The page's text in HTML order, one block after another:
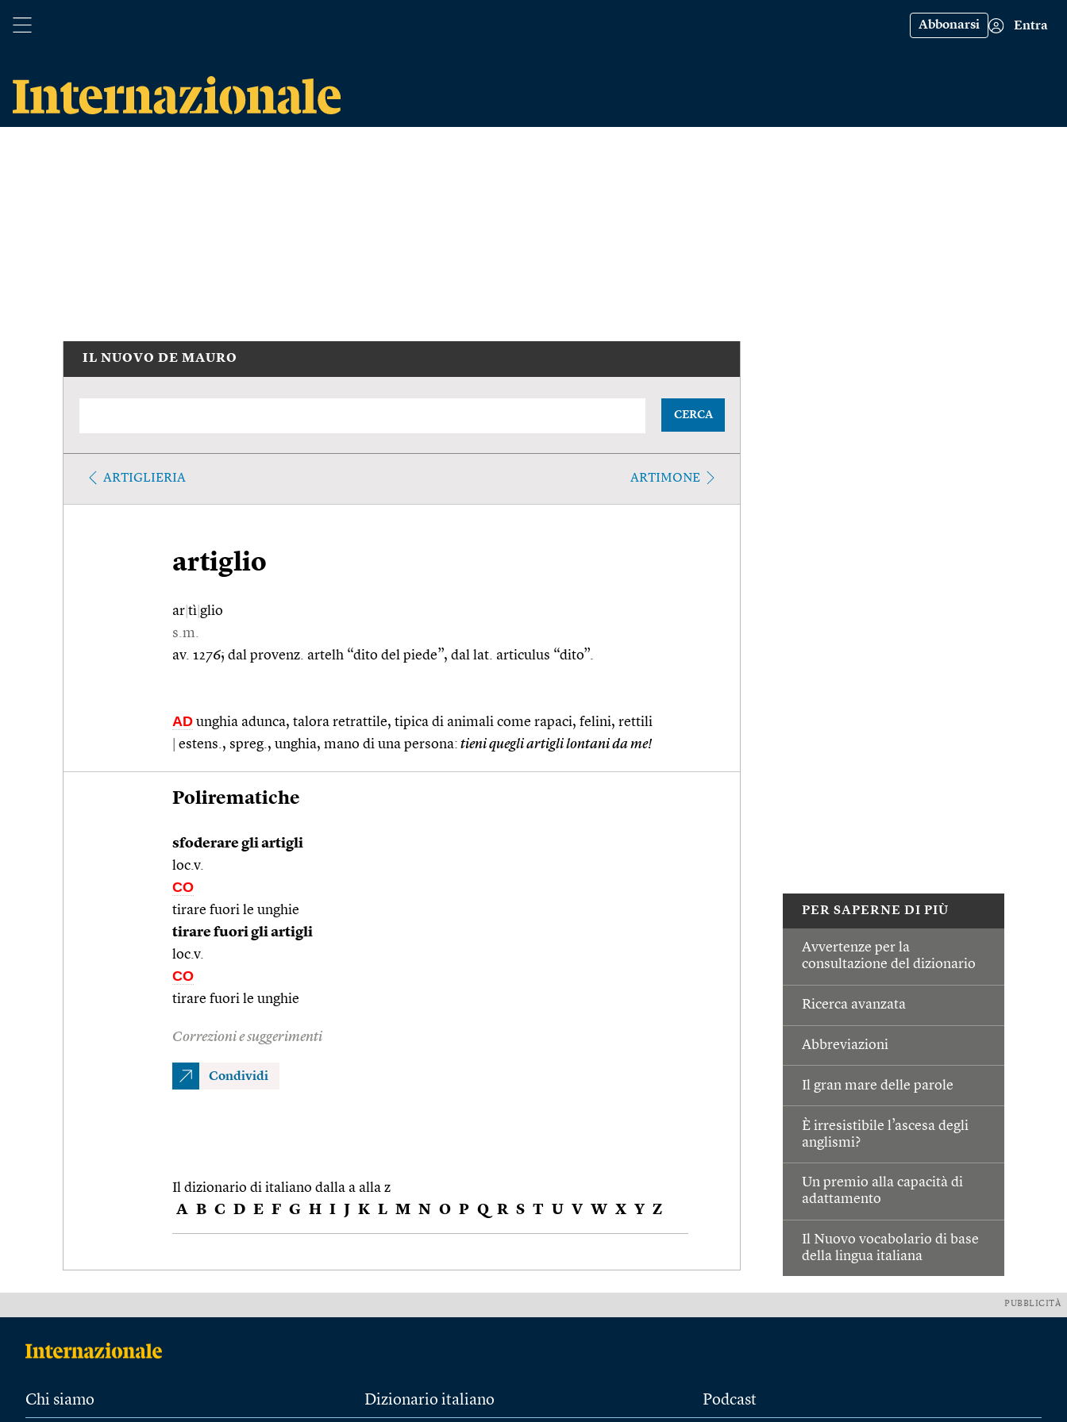
Abbonarsi Entra
PER SAPERNE DI PIÙ
Avvertenze per la
consultazione del dizionario
Ricerca avanzata
Abbreviazioni
Il gran mare delle parole
È irresistibile l’ascesa degli
anglismi?
Un premio alla capacità di
adattamento
Il Nuovo vocabolario di base
della lingua italiana
IL NUOVO DE MAURO
CERCA
ARTIGLIERIA ARTIMONE
artiglio
ar tì glio
s.m.
av. 1276; dal provenz. artelh “dito del piede”, dal lat. articulus “dito”.
AD unghia adunca, talora retrattile, tipica di animali come rapaci, felini, rettili
estens., spreg., unghia, mano di una persona: tieni quegli artigli lontani da me!
Polirematiche
sfoderare gli artigli
loc.v.
CO
tirare fuori le unghie
tirare fuori gli artigli
loc.v.
CO
tirare fuori le unghie
Correzioni e suggerimenti
Condividi
Il dizionario di italiano dalla a alla z
A B C D E F G H I J K L M N O P Q R S T U V W X Y Z
PUBBLICITÀ
Chi siamo Dizionario italiano Podcast